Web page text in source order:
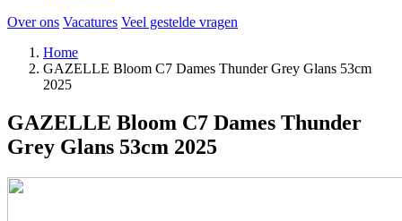
Over ons Vacatures Veel gestelde vragen
Home
GAZELLE Bloom C7 Dames Thunder Grey Glans 53cm
2025
GAZELLE Bloom C7 Dames Thunder
Grey Glans 53cm 2025